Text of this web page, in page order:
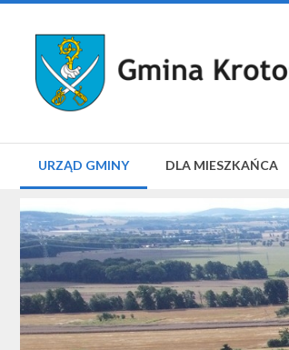
URZĄD GMINY DLA MIESZKAŃCA